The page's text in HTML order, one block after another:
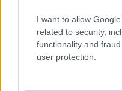
I want to allow
related to security,
functionality and
user protection.